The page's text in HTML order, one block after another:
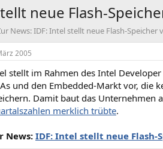
neue Flash-
News: IDF: Intel stellt neue Flash-Speicher
2005
stellt im Rahmen des Intel
und den Embedded-Markt vor, die
Damit baut das Unternehmen
merklich trübte.
News: IDF: Intel stellt neue Flash-